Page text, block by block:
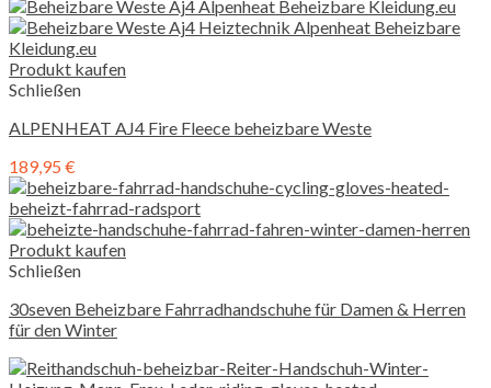
Produkt kaufen
Schließen
ALPENHEAT AJ4 Fire Fleece beheizbare Weste
189,95 €
Produkt kaufen
Schließen
30seven Beheizbare Fahrradhandschuhe für Damen & Herren
für den Winter